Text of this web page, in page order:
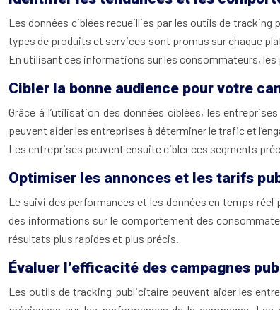
Les données ciblées recueillies par les outils de
types de produits et services sont promus sur chaque
En utilisant ces informations sur les consommateurs,
Cibler la bonne audience pour votre
Grâce à l’utilisation des données ciblées, les
peuvent aider les entreprises à déterminer le trafic et
Les entreprises peuvent ensuite cibler ces segments
Optimiser les annonces et les tarifs
Le suivi des performances et les données en temps
des informations sur le comportement des
résultats plus rapides et plus précis.
Évaluer l’efficacité des campagnes
Les outils de tracking publicitaire peuvent aider les